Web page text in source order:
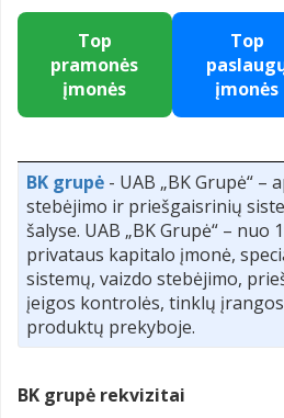
Top
pramonės
įmonės
Top
įmonės
BK grupė - UAB „BK Grupė“ –
stebėjimo ir priešgaisrinių
šalyse. UAB „BK Grupė“ – nuo
privataus kapitalo įmonė,
sistemų, vaizdo stebėjimo,
įeigos kontrolės, tinklų
produktų prekyboje.
BK grupė rekvizitai